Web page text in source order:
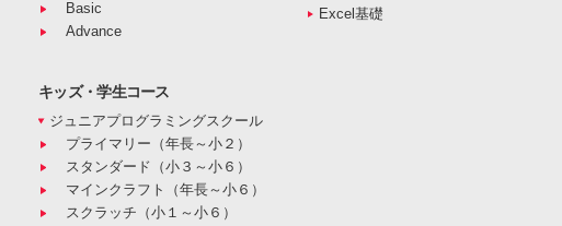
Basic
Advance
キッズ・学生コース
ジュニアプログラミングスクール
プライマリー（年長～小２）
スタンダード（小３～小６）
マインクラフト（年長～小６）
スクラッチ（小１～小６）
Excel基礎